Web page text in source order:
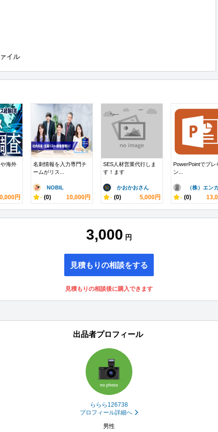
イル
海外
円
名刺情報を入力専門チ
ームがリス...
NOBIL
- (0) 10,000円
SES人材営業代行しま
す！ます
かおかおさん
- (0) 5,000円
PowerPointでプレ
ン...
（株）エン
- (0)
3,000 円
見積もりの相談をする
見積もりの相談後に購入できます
出品者プロフィール
ららら126738
プロフィール詳細へ
男性